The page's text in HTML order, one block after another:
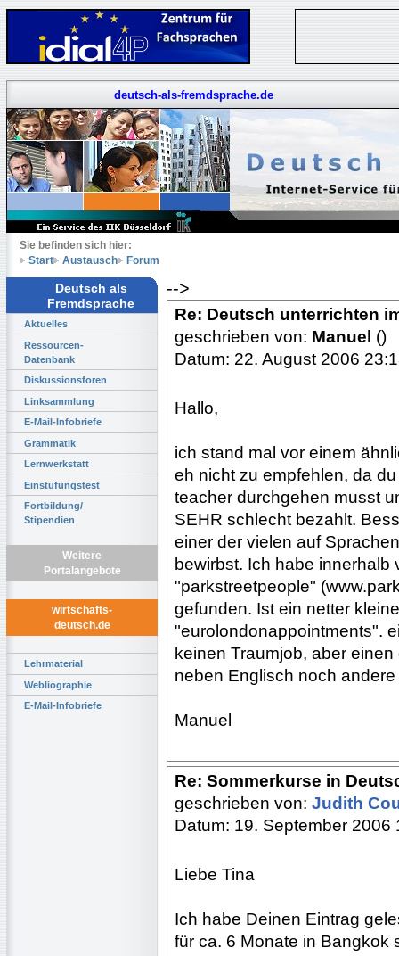
deutsch-als-fremdsprache.de
Sie befinden sich hier:
Start
Austausch Forum
Deutsch als
Fremdsprache
Aktuelles
Ressourcen-
Datenbank
Diskussionsforen
Linksammlung
E-Mail-Infobriefe
Grammatik
Lernwerkstatt
Einstufungstest
Fortbildung/
Stipendien
Weitere
Portalangebote
wirtschafts-
deutsch.de
Lehrmaterial
Webliographie
E-Mail-Infobriefe
-->
Re: Deutsch unterrichten
geschrieben von: Manuel ()
Datum: 22. August 2006
Hallo,
ich stand mal vor einem
eh nicht zu empfehlen, da
teacher durchgehen musst
SEHR schlecht bezahlt.
einer der vielen auf
bewirbst. Ich habe innerhalb
"parkstreetpeople"
gefunden. Ist ein netter
"eurolondonappointments".
keinen Traumjob, aber
neben Englisch noch
Manuel
Re: Sommerkurse in
geschrieben von: Judith
Datum: 19. September 2006
Liebe Tina
Ich habe Deinen Eintrag
für ca. 6 Monate in Bangkok